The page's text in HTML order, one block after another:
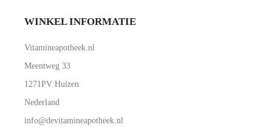
WINKEL INFORMATIE
Vitamineapotheek.nl
Meentweg 33
1271PV Huizen
Nederland
info@devitamineapotheek.nl